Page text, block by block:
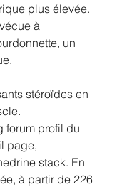
plus élevée.
à
un
forum profil du
page,
stack. En
à partir de 226